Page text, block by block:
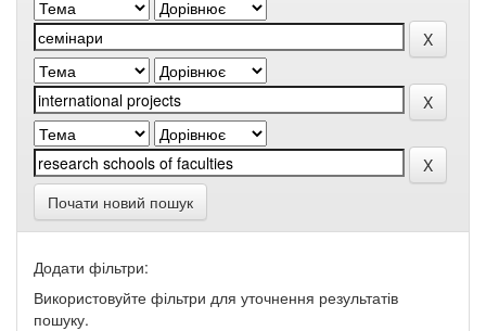
Почати новий пошук
Додати фільтри:
Використовуйте фільтри для уточнення результатів
пошуку.